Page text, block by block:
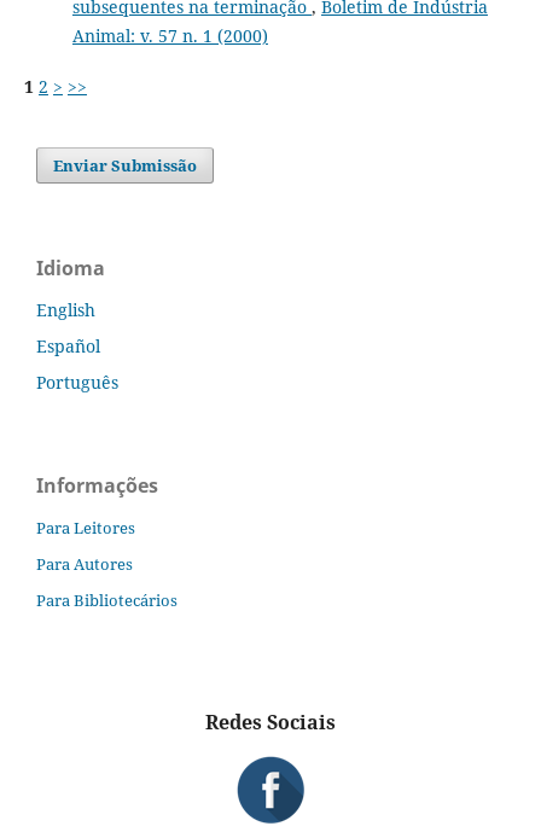
subsequentes na terminação , Boletim de Indústria
Animal: v. 57 n. 1 (2000)
1 2 > >>
Enviar Submissão
Idioma
English
Español
Português
Informações
Para Leitores
Para Autores
Para Bibliotecários
Redes Sociais